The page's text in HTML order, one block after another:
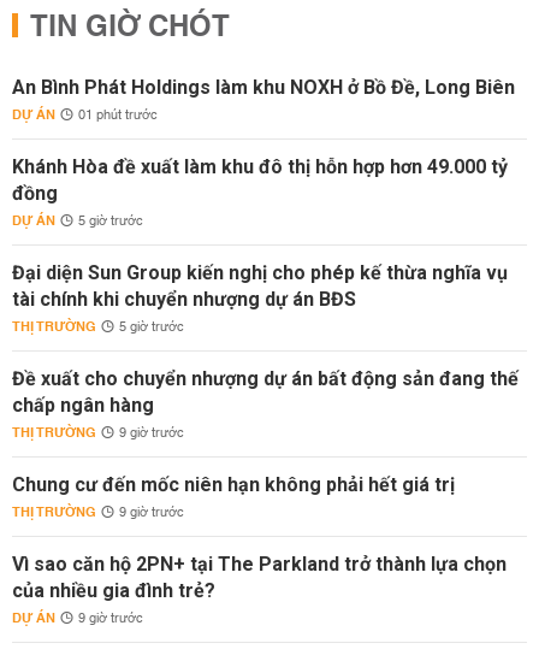
TIN GIỜ CHÓT
An Bình Phát Holdings làm khu NOXH ở Bồ Đề, Long Biên
DỰ ÁN 01 phút trước
Khánh Hòa đề xuất làm khu đô thị hỗn hợp hơn 49.000 tỷ
đồng
DỰ ÁN 5 giờ trước
Đại diện Sun Group kiến nghị cho phép kế thừa nghĩa vụ
tài chính khi chuyển nhượng dự án BĐS
THỊ TRƯỜNG 5 giờ trước
Đề xuất cho chuyển nhượng dự án bất động sản đang thế
chấp ngân hàng
THỊ TRƯỜNG 9 giờ trước
Chung cư đến mốc niên hạn không phải hết giá trị
THỊ TRƯỜNG 9 giờ trước
Vì sao căn hộ 2PN+ tại The Parkland trở thành lựa chọn
của nhiều gia đình trẻ?
DỰ ÁN 9 giờ trước